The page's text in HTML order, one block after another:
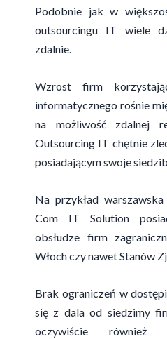
Podobnie jak w
outsourcingu IT wiele
zdalnie.
Wzrost firm
informatycznego rośnie
na możliwość zdalnej
Outsourcing IT chętnie
posiadającym swoje
Na przykład
Com IT Solution
obsłudze firm
Włoch czy nawet Stanów
Brak ograniczeń w
się z dala od siedzimy
oczywiście również